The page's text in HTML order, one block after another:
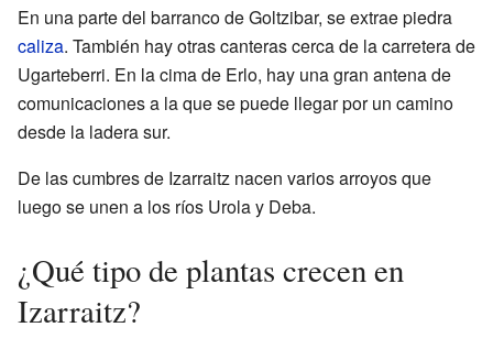
En una parte del barranco de Goltzibar, se extrae piedra
caliza. También hay otras canteras cerca de la carretera de
Ugarteberri. En la cima de Erlo, hay una gran antena de
comunicaciones a la que se puede llegar por un camino
desde la ladera sur.
De las cumbres de Izarraitz nacen varios arroyos que
luego se unen a los ríos Urola y Deba.
¿Qué tipo de plantas crecen en
Izarraitz?